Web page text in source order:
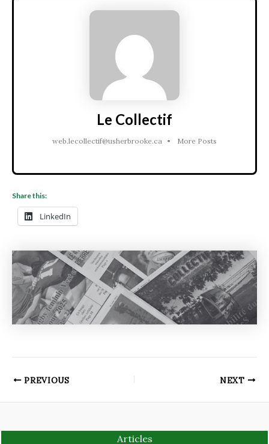
Le Collectif
web.lecollectif@usherbrooke.ca • More Posts
Share this:
LinkedIn
PREVIOUS NEXT
Articles